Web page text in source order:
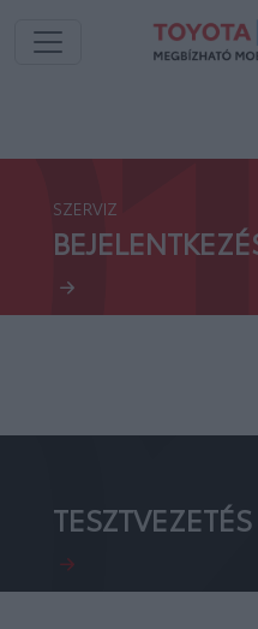
SZERVIZ
TESZTVEZETÉS